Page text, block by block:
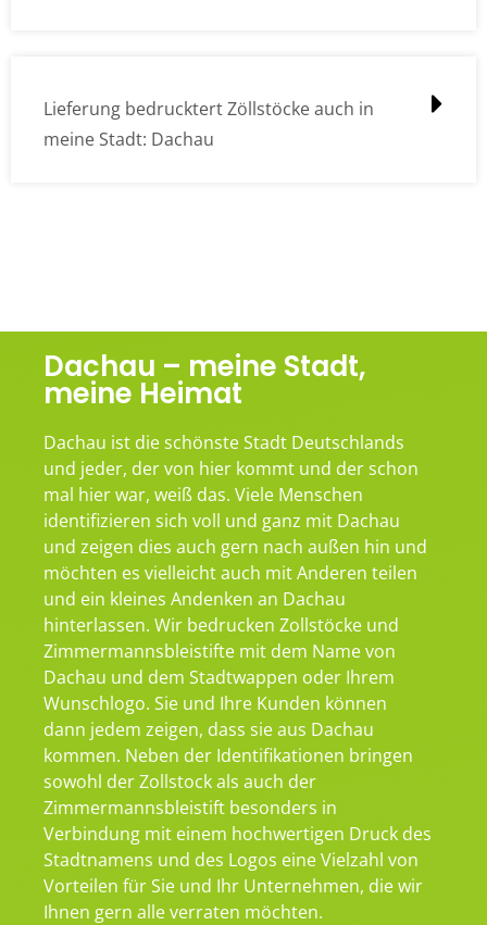
Lieferung bedrucktert Zöllstöcke auch in
meine Stadt: Dachau
Dachau – meine Stadt,
meine Heimat
Dachau ist die schönste Stadt Deutschlands
und jeder, der von hier kommt und der schon
mal hier war, weiß das. Viele Menschen
identifizieren sich voll und ganz mit Dachau
und zeigen dies auch gern nach außen hin und
möchten es vielleicht auch mit Anderen teilen
und ein kleines Andenken an Dachau
hinterlassen. Wir bedrucken Zollstöcke und
Zimmermannsbleistifte mit dem Name von
Dachau und dem Stadtwappen oder Ihrem
Wunschlogo. Sie und Ihre Kunden können
dann jedem zeigen, dass sie aus Dachau
kommen. Neben der Identifikationen bringen
sowohl der Zollstock als auch der
Zimmermannsbleistift besonders in
Verbindung mit einem hochwertigen Druck des
Stadtnamens und des Logos eine Vielzahl von
Vorteilen für Sie und Ihr Unternehmen, die wir
Ihnen gern alle verraten möchten.